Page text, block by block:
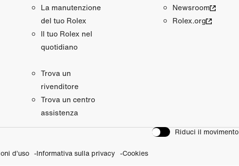
La manutenzione
del tuo Rolex
Il tuo Rolex nel
quotidiano
Trova un
rivenditore
Trova un centro
assistenza
Newsroom
Rolex.org
Riduci il movimento
d’uso Informativa sulla privacy Cookies